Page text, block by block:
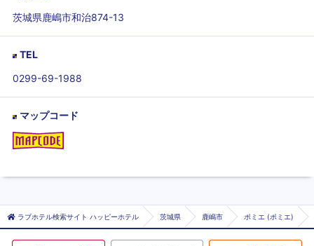
茨城県鹿嶋市和治874-13
TEL
0299-69-1988
マップコード
ラブホテル検索サイト ハッピーホテル 茨城県 鹿嶋市 ポミエ (ポミエ)